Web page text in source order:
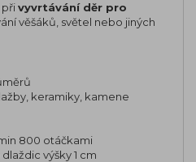
přivyvrtávání děr pro
věšáků, světel nebo jiných
keramiky, kamene
800 otáčkami
výšky 1 cm